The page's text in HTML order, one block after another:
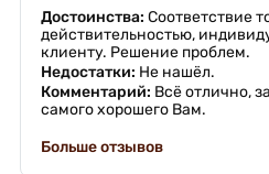
Достоинства: Соответствие
действительностью,
клиенту. Решение проблем.
Недостатки: Не нашёл.
Комментарий: Всё отлично,
самого хорошего Вам.
Больше отзывов